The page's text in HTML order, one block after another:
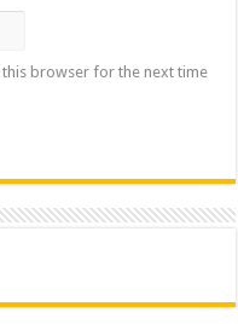
this browser for the next time